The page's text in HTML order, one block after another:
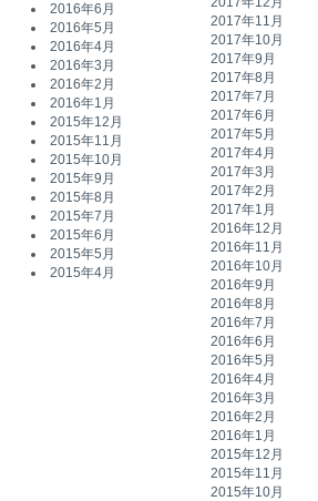
2016年6月
2016年5月
2016年4月
2016年3月
2016年2月
2016年1月
2015年12月
2015年11月
2015年10月
2015年9月
2015年8月
2015年7月
2015年6月
2015年5月
2015年4月
2017年11月
2017年10月
2017年9月
2017年8月
2017年7月
2017年6月
2017年5月
2017年4月
2017年3月
2017年2月
2017年1月
2016年12月
2016年11月
2016年10月
2016年9月
2016年8月
2016年7月
2016年6月
2016年5月
2016年4月
2016年3月
2016年2月
2016年1月
2015年12月
2015年11月
2015年10月